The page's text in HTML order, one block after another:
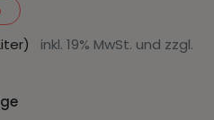
inkl. 19% MwSt. und zzgl.